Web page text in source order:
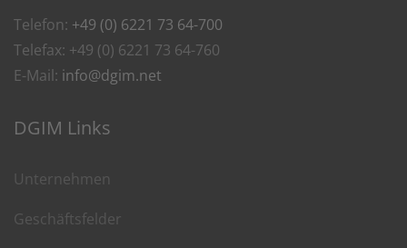
Telefon: +49 (0) 6221 73 64-700
Telefax: +49 (0) 6221 73 64-760
E-Mail: info@dgim.net
DGIM Links
Unternehmen
Geschäftsfelder